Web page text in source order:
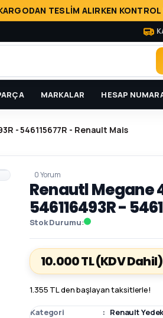
TESLİM ALIRKEN KONTROL
MARKALAR HESAP
- 546115677R - Renault Mais
0 Yorum
Renautl Megane
546116493R -
Stok Durumu
10.000 TL(KDV Dahil)
1.355 TL den başlayan taksitlerle!
Kategori Renault